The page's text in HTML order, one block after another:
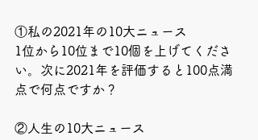
①私の2021年の10大ニュース
1位から10位まで10個を上げてくださ
い。次に2021年を評価すると100点満
点で何点ですか？
②人生の10大ニュース